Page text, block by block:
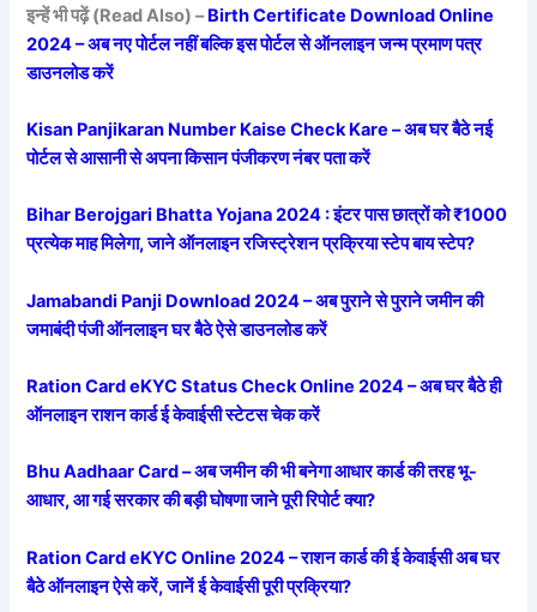
इन्हें भी पढ़ें (Read Also) –Birth Certificate Download Online
2024 – अब नए पोर्टल नहीं बल्कि इस पोर्टल से ऑनलाइन जन्म प्रमाण पत्र
डाउनलोड करें
Kisan Panjikaran Number Kaise Check Kare – अब घर बैठे नई
पोर्टल से आसानी से अपना किसान पंजीकरण नंबर पता करें
Bihar Berojgari Bhatta Yojana 2024 : इंटर पास छात्रों को ₹1000
प्रत्येक माह मिलेगा, जाने ऑनलाइन रजिस्ट्रेशन प्रक्रिया स्टेप बाय स्टेप?
Jamabandi Panji Download 2024 – अब पुराने से पुराने जमीन की
जमाबंदी पंजी ऑनलाइन घर बैठे ऐसे डाउनलोड करें
Ration Card eKYC Status Check Online 2024 – अब घर बैठे ही
ऑनलाइन राशन कार्ड ई केवाईसी स्टेटस चेक करें
Bhu Aadhaar Card – अब जमीन की भी बनेगा आधार कार्ड की तरह भू-
आधार, आ गई सरकार की बड़ी घोषणा जाने पूरी रिपोर्ट क्या?
Ration Card eKYC Online 2024 – राशन कार्ड की ई केवाईसी अब घर
बैठे ऑनलाइन ऐसे करें, जानें ई केवाईसी पूरी प्रक्रिया?